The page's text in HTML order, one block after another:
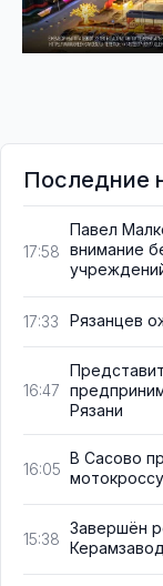
Последние
17:58
Павел
внимание
17:33 Рязанцев
16:47
Рязани
16:05
В Сасово
мотокроссу
15:38
Завершён